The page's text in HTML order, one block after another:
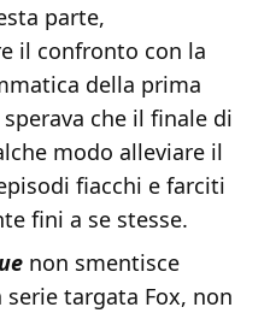
parte,
il confronto con la
della prima
che il finale di
modo alleviare il
fiacchi e farciti
fini a se stesse.
non smentisce
serie targata Fox, non